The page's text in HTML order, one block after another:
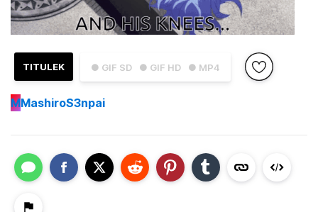
● GIF SD ● GIF HD ● MP4
TITULEK
MMashiroS3npai